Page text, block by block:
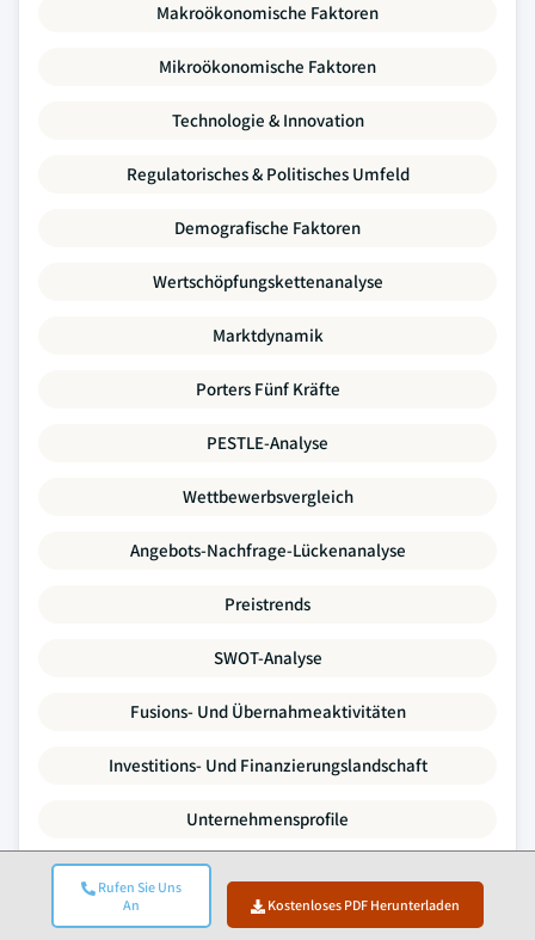
Rufen Sie Uns
An
Kostenloses PDF Herunterladen
Makroökonomische Faktoren
Mikroökonomische Faktoren
Technologie & Innovation
Regulatorisches & Politisches Umfeld
Demografische Faktoren
Wertschöpfungskettenanalyse
Marktdynamik
Porters Fünf Kräfte
PESTLE-Analyse
Wettbewerbsvergleich
Angebots-Nachfrage-Lückenanalyse
Preistrends
SWOT-Analyse
Fusions- Und Übernahmeaktivitäten
Investitions- Und Finanzierungslandschaft
Unternehmensprofile
Jeder Datenpunkt in diesem Bericht wird durch
Primärinterviews, echtes Bottom-up-Modelling und strenge
Querprüfungen validiert.
Mehr über unseren Forschungsprozess